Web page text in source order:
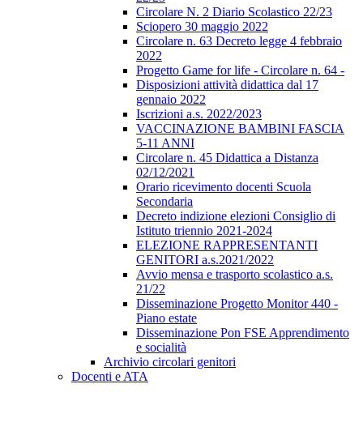
Circolare N. 2 Diario Scolastico 22/23
Sciopero 30 maggio 2022
Circolare n. 63 Decreto legge 4 febbraio
2022
Progetto Game for life - Circolare n. 64 -
Disposizioni attività didattica dal 17
gennaio 2022
Iscrizioni a.s. 2022/2023
VACCINAZIONE BAMBINI FASCIA
5-11 ANNI
Circolare n. 45 Didattica a Distanza
02/12/2021
Orario ricevimento docenti Scuola
Secondaria
Decreto indizione elezioni Consiglio di
Istituto triennio 2021-2024
ELEZIONE RAPPRESENTANTI
GENITORI a.s.2021/2022
Avvio mensa e trasporto scolastico a.s.
21/22
Disseminazione Progetto Monitor 440 -
Piano estate
Disseminazione Pon FSE Apprendimento
e socialità
Archivio circolari genitori
Docenti e ATA